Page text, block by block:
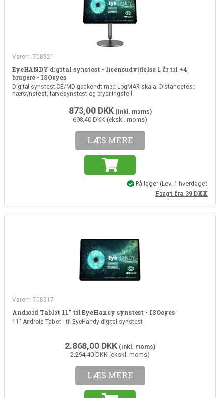
Varenr. 708521
EyeHANDY digital synstest - licensudvidelse 1 år til +4
brugere - ISOeyes
Digital synstest CE/MD-godkendt med LogMAR skala. Distancetest,
nærsynstest, farvesynstest og brydningsfejl.
873,00 DKK(Inkl. moms)
698,40 DKK (ekskl. moms)
LÆS MERE
På lager(Lev. 1 hverdage)
Fragt fra 39 DKK
Varenr. 708517
Android Tablet 11" til EyeHandy synstest - ISOeyes
11" Android Tablet - til EyeHandy digital synstest
2.868,00 DKK (Inkl. moms)
2.294,40 DKK (ekskl. moms)
LÆS MERE